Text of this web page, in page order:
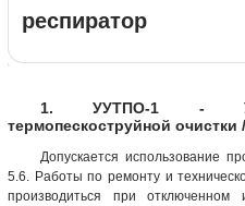
респиратор
1. УУТПО-1 -
термопескоструйной очистки
Допускается использование
5.6. Работы по ремонту и
производиться при отключенном